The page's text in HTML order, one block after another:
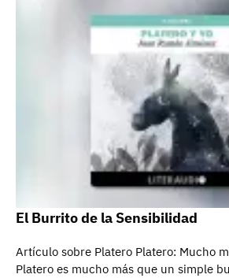
El Burrito de la Sensibilidad
Artículo sobre Platero Platero: Mucho
Platero es mucho más que un simple